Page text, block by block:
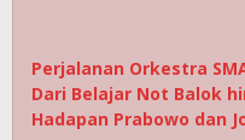
Perjalanan Orkestra
Dari Belajar Not Balok
Hadapan Prabowo dan